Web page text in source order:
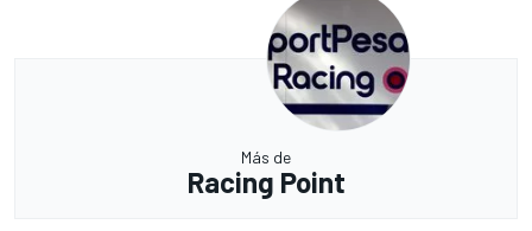
Más de
Racing Point